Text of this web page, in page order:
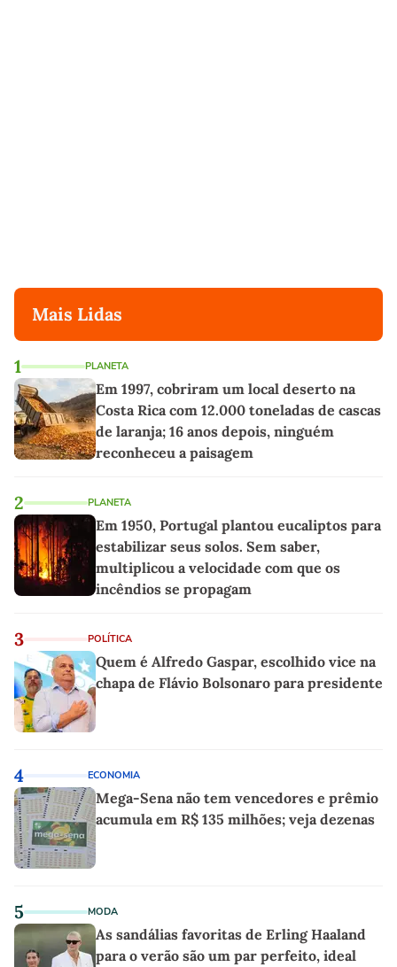
Mais Lidas
1 PLANETA
Em 1997, cobriram um local deserto na
Costa Rica com 12.000 toneladas de cascas
de laranja; 16 anos depois, ninguém
reconheceu a paisagem
2 PLANETA
Em 1950, Portugal plantou eucaliptos para
estabilizar seus solos. Sem saber,
multiplicou a velocidade com que os
incêndios se propagam
3 POLÍTICA
Quem é Alfredo Gaspar, escolhido vice na
chapa de Flávio Bolsonaro para presidente
4 ECONOMIA
Mega-Sena não tem vencedores e prêmio
acumula em R$ 135 milhões; veja dezenas
5 MODA
As sandálias favoritas de Erling Haaland
para o verão são um par perfeito, ideal